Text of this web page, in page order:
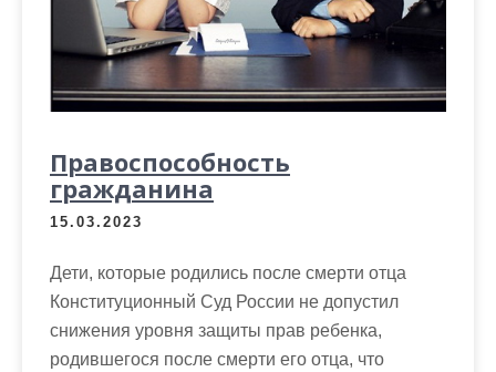
Правоспособность
гражданина
15.03.2023
Дети, которые родились после смерти отца
Конституционный Суд России не допустил
снижения уровня защиты прав ребенка,
родившегося после смерти его отца, что